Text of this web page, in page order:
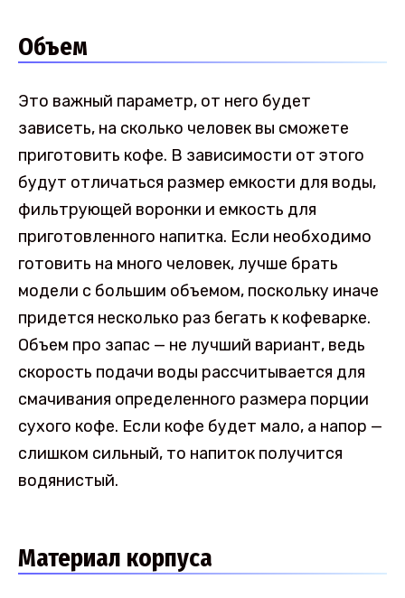
Объем
Это важный параметр, от него будет
зависеть, на сколько человек вы сможете
приготовить кофе. В зависимости от этого
будут отличаться размер емкости для воды,
фильтрующей воронки и емкость для
приготовленного напитка. Если необходимо
готовить на много человек, лучше брать
модели с большим объемом, поскольку иначе
придется несколько раз бегать к кофеварке.
Объем про запас — не лучший вариант, ведь
скорость подачи воды рассчитывается для
смачивания определенного размера порции
сухого кофе. Если кофе будет мало, а напор —
слишком сильный, то напиток получится
водянистый.
Материал корпуса